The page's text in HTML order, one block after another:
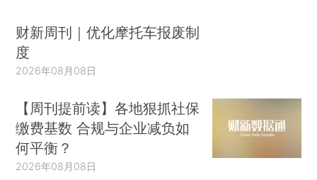
财新周刊｜优化摩托车报废制
度
2026年08月08日
【周刊提前读】各地狠抓社保
缴费基数 合规与企业减负如
何平衡？
2026年08月08日